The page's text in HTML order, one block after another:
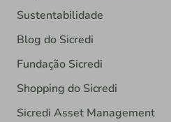
Sustentabilidade
Blog do Sicredi
Fundação Sicredi
Shopping do Sicredi
Sicredi Asset Management